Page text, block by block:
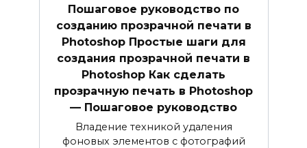
Пошаговое руководство по
созданию прозрачной печати в
Photoshop Простые шаги для
создания прозрачной печати в
Photoshop Как сделать
прозрачную печать в Photoshop
— Пошаговое руководство
Владение техникой удаления
фоновых элементов с фотографий